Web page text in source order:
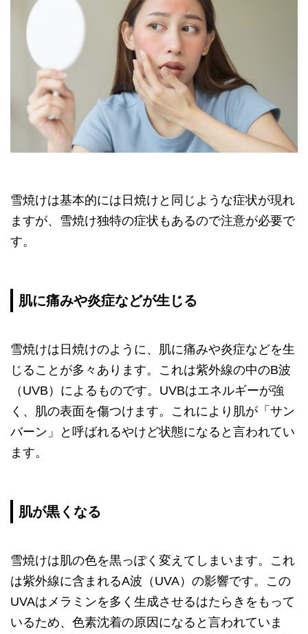
雪焼けは基本的には日焼けと同じような症状が現れ
ますが、雪焼け独特の症状もあるので注意が必要で
す。
肌に痛みや炎症などが生じる
雪焼けは日焼けのように、肌に痛みや炎症などを生
じることが多々あります。これは紫外線の中のB波
（UVB）によるものです。UVBはエネルギーが強
く、肌の表面を傷つけます。これにより肌が「サン
バーン」と呼ばれるやけど状態になると言われてい
ます。
肌が黒くなる
雪焼けは肌の色を黒っぽく変えてしまいます。これ
は紫外線に含まれるA波（UVA）の影響です。この
UVAはメラミンを多く生成させるはたらきをもって
いるため、色素沈着の原因になると言われていま